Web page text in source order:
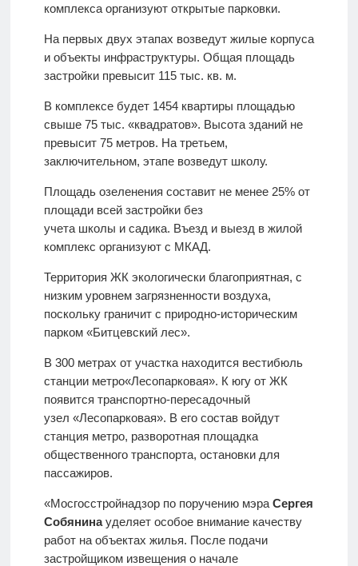
комплекса организуют открытые парковки.
На первых двух этапах возведут жилые корпуса
и объекты инфраструктуры. Общая площадь
застройки превысит 115 тыс. кв. м.
В комплексе будет 1454 квартиры площадью
свыше 75 тыс. «квадратов». Высота зданий не
превысит 75 метров. На третьем,
заключительном, этапе возведут школу.
Площадь озеленения составит не менее 25% от
площади всей застройки без
учета школы и садика. Въезд и выезд в жилой
комплекс организуют с МКАД.
Территория ЖК экологически благоприятная, с
низким уровнем загрязненности воздуха,
поскольку граничит с природно-историческим
парком «Битцевский лес».
В 300 метрах от участка находится вестибюль
станции метро«Лесопарковая». К югу от ЖК
появится транспортно-пересадочный
узел «Лесопарковая». В его состав войдут
станция метро, разворотная площадка
общественного транспорта, остановки для
пассажиров.
«Мосгосстройнадзор по поручению мэра Сергея
Собянинауделяет особое внимание качеству
работ на объектах жилья. После подачи
застройщиком извещения о начале